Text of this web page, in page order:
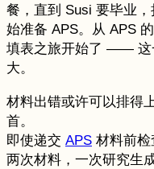
餐，直到 Susi 要毕业
始准备 APS。从 APS
填表之旅开始了 —— 这
大。
材料出错或许可以排得
首。
即使递交 APS 材料前
两次材料，一次研究生